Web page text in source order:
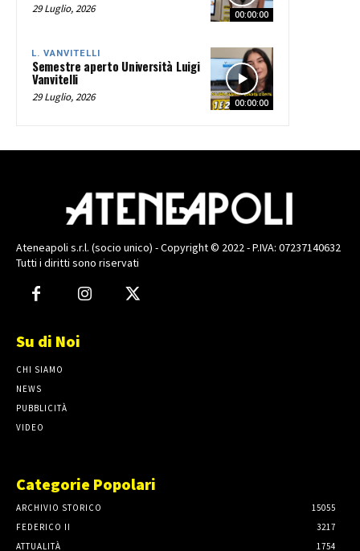
00:00:00
29 Luglio, 2026
00:00:00
L. VANVITELLI
Semestre aperto Università Luigi
Vanvitelli
29 Luglio, 2026
Ateneapoli s.r.l. (socio unico) - Copyright © 2022 - P.IVA: 07237140632
Tutti i diritti sono riservati
Su di Noi
CHI SIAMO
NEWS
PUBBLICITÀ
VIDEO
Categorie Popolari
ARCHIVIO STORICO
15055
FEDERICO II
3217
ATTUALITÀ
1754